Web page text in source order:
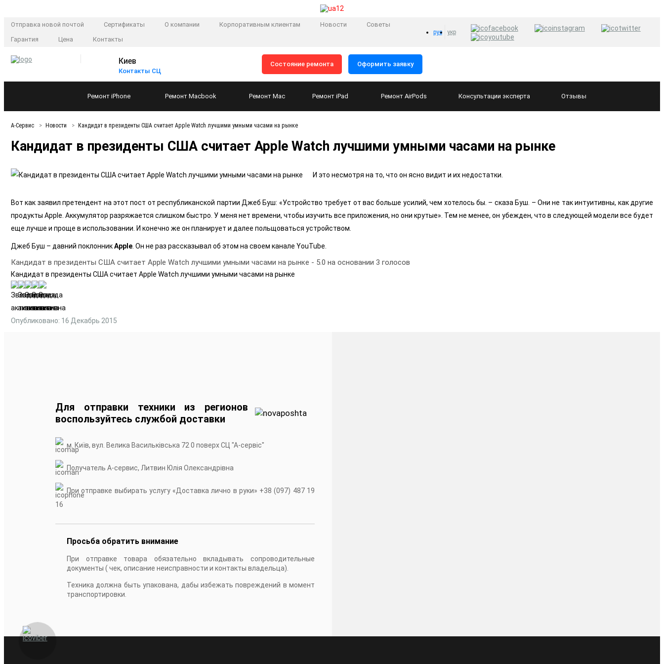
Отправка новой почтой Сертификаты О компании Корпоративным клиентам Новости
Советы
Гарантия
Цена Контакты
рус укр
Киев
Контакты СЦ
Состояние ремонта Оформить заявку
Ремонт iPhone Ремонт Macbook Ремонт Mac Ремонт iPad Ремонт AirPods Консультации эксперта Отзывы
А-Сервис Новости Кандидат в президенты США считает Apple Watch лучшими умными часами на рынке
Кандидат в президенты США считает Apple Watch лучшими умными часами на рынке
И это несмотря на то, что он ясно видит и их недостатки.
Вот как заявил претендент на этот пост от республиканской партии Джеб Буш: «Устройство требует от вас больше усилий, чем хотелось бы. – сказа Буш. – Они не так интуитивны, как другие
продукты Apple. Аккумулятор разряжается слишком быстро. У меня нет времени, чтобы изучить все приложения, но они крутые». Тем не менее, он убежден, что в следующей модели все будет
еще лучше и проще в использовании. И конечно же он планирует и далее польщоваться устройством.
Джеб Буш – давний поклонникApple . Он не раз рассказывал об этом на своем канале YouTube.
Кандидат в президенты США считает Apple Watch лучшими умными часами на рынке - 5.0 на основании 3 голосов
Кандидат в президенты США считает Apple Watch лучшими умными часами на рынке
Опубликовано: 16 Декабрь 2015
Для отправки техники из регионов
воспользуйтесь службой доставки
м. Київ, вул. Велика Васильківська 72 0 поверх СЦ "А-сервiс"
Получатель А-сервис, Литвин Юлія Олександрівна
При отправке выбирать услугу «Доставка лично в руки» +38 (097) 487 19
16
Просьба обратить внимание
При отправке товара обязательно вкладывать сопроводительные
документы ( чек, описание неисправности и контакты владельца).
Техника должна быть упакована, дабы избежать повреждений в момент
транспортировки.